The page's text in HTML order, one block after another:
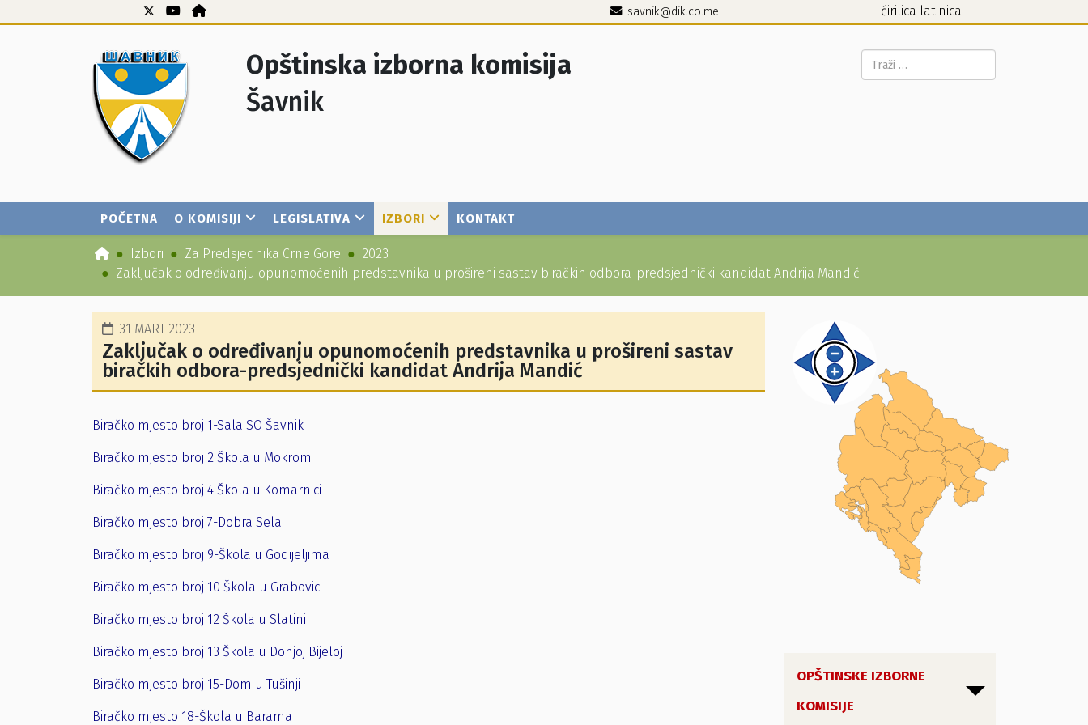
savnik@dik.co.me ćirilica latinica
Opštinska izborna komisija
Šavnik
Pretraga...
POČETNA O KOMISIJI LEGISLATIVA IZBORI KONTAKT
Izbori Za Predsjednika Crne Gore
2023
Zaključak o određivanju opunomoćenih predstavnika u prošireni sastav biračkih odbora-predsjednički kandidat Andrija Mandić
31 MART 2023
Zaključak o određivanju opunomoćenih predstavnika u prošireni sastav
biračkih odbora-predsjednički kandidat Andrija Mandić
Biračko mjesto broj 1-Sala SO Šavnik
Biračko mjesto broj 2 Škola u Mokrom
Biračko mjesto broj 4 Škola u Komarnici
Biračko mjesto broj 7-Dobra Sela
Biračko mjesto broj 9-Škola u Godijeljima
Biračko mjesto broj 10 Škola u Grabovici
Biračko mjesto broj 12 Škola u Slatini
Biračko mjesto broj 13 Škola u Donjoj Bijeloj
Biračko mjesto broj 15-Dom u Tušinji
Biračko mjesto 18-Škola u Barama
OPŠTINSKE IZBORNE
KOMISIJE